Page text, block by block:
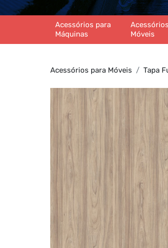
Acessórios para
Máquinas
Móveis
Acessórios para Móveis Tapa